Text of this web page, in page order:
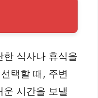
식사나 휴식을
택할 때, 주변
시간을 보낼